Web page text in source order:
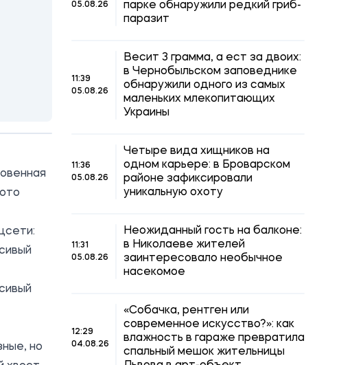
но
05.08.26
парке обнаружили редкий гриб-
паразит
11:39
05.08.26
Весит 3 грамма, а ест за двоих:
в Чернобыльском заповеднике
обнаружили одного из самых
маленьких млекопитающих
Украины
11:36
05.08.26
Четыре вида хищников на
одном карьере: в Броварском
районе зафиксировали
уникальную охоту
11:31
05.08.26
Неожиданный гость на балконе:
в Николаеве жителей
заинтересовало необычное
насекомое
12:29
04.08.26
«Собачка, рентген или
современное искусство?»: как
влажность в гараже превратила
спальный мешок жительницы